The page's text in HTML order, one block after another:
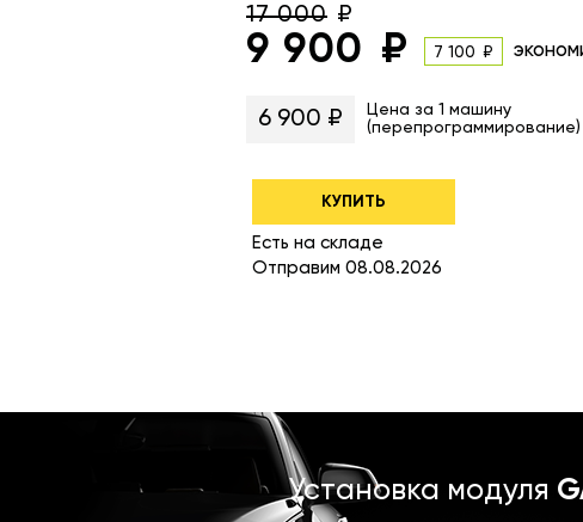
17 000
9 900 7 100
6 900 ₽
Цена за 1 машину
(перепрограммирование)
КУПИТЬ
Есть на складе
Отправим 08.08.2026
Установка модуля